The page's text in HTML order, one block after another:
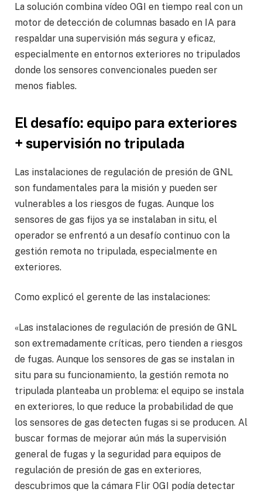
La solución combina vídeo OGI en tiempo real con un
motor de detección de columnas basado en IA para
respaldar una supervisión más segura y eficaz,
especialmente en entornos exteriores no tripulados
donde los sensores convencionales pueden ser
menos fiables.
El desafío: equipo para exteriores
+ supervisión no tripulada
Las instalaciones de regulación de presión de GNL
son fundamentales para la misión y pueden ser
vulnerables a los riesgos de fugas. Aunque los
sensores de gas fijos ya se instalaban in situ, el
operador se enfrentó a un desafío continuo con la
gestión remota no tripulada, especialmente en
exteriores.
Como explicó el gerente de las instalaciones:
«Las instalaciones de regulación de presión de GNL
son extremadamente críticas, pero tienden a riesgos
de fugas. Aunque los sensores de gas se instalan in
situ para su funcionamiento, la gestión remota no
tripulada planteaba un problema: el equipo se instala
en exteriores, lo que reduce la probabilidad de que
los sensores de gas detecten fugas si se producen. Al
buscar formas de mejorar aún más la supervisión
general de fugas y la seguridad para equipos de
regulación de presión de gas en exteriores,
descubrimos que la cámara Flir OGI podía detectar